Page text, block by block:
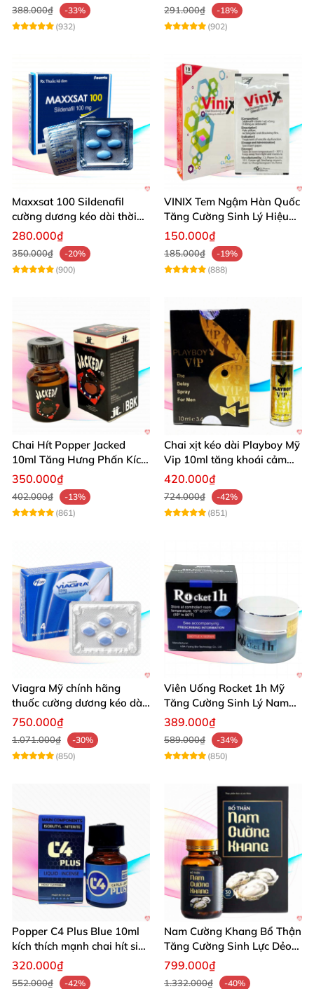
388.000₫
-33%
(932)
291.000₫
-18%
(902)
Maxxsat 100 Sildenafil
cường dương kéo dài thời
gian dùng hiệu quả nhanh
280.000₫
350.000₫
-20%
(900)
VINIX Tem Ngậm Hàn Quốc
Tăng Cường Sinh Lý Hiệu
Quả
150.000₫
185.000₫
-19%
(888)
Chai Hít Popper Jacked
10ml Tăng Hưng Phấn Kích
Thích Mạnh Mẽ
350.000₫
402.000₫
-13%
(861)
Chai xịt kéo dài Playboy Mỹ
Vip 10ml tăng khoái cảm
nam
420.000₫
724.000₫
-42%
(851)
Viagra Mỹ chính hãng
thuốc cường dương kéo dài
thời gian hiệu quả cho Nam
750.000₫
1.071.000₫
-30%
(850)
Viên Uống Rocket 1h Mỹ
Tăng Cường Sinh Lý Nam
Hỗ Trợ Mạnh
389.000₫
589.000₫
-34%
(850)
Popper C4 Plus Blue 10ml
kích thích mạnh chai hít siêu
đỉnh
320.000₫
552.000₫
-42%
Nam Cường Khang Bổ Thận
Tăng Cường Sinh Lực Dẻo
Dai Mạnh Mẽ
799.000₫
1.332.000₫
-40%